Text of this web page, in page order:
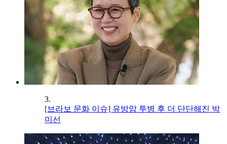
3.
[브라보 문화 이슈] 유방암 투병 후 더 단단해진 박
미선